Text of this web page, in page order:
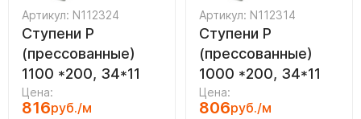
Артикул: N112324
Ступени P
(прессованные)
1100 *200, 34*11
Цена:
816руб./м
Артикул: N112314
Ступени P
(прессованные)
1000 *200, 34*11
Цена:
806руб./м